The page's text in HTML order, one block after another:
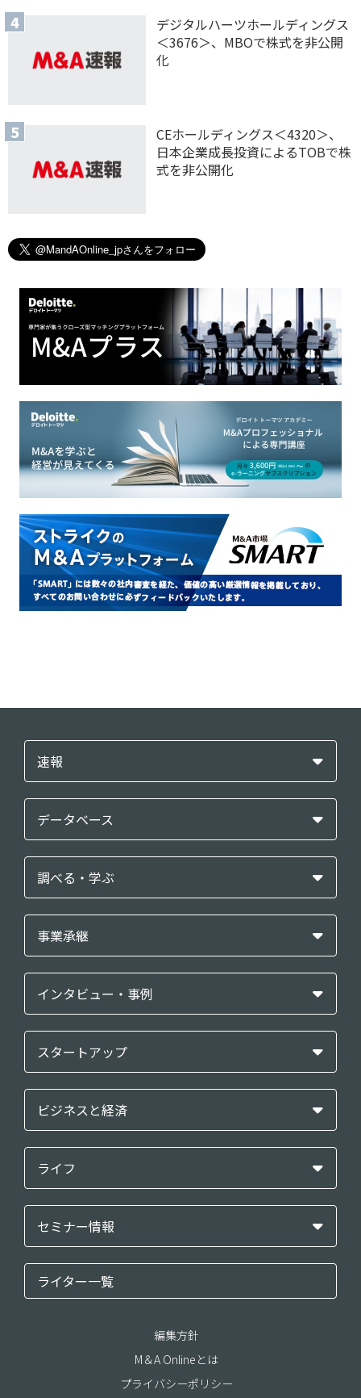
デジタルハーツホールディングス
＜3676＞、MBOで株式を非公開
化
CEホールディングス＜4320＞、
日本企業成長投資によるTOBで株
式を非公開化
速報
データベース
調べる・学ぶ
事業承継
インタビュー・事例
スタートアップ
ビジネスと経済
ライフ
セミナー情報
ライター一覧
編集方針
M＆A Onlineとは
プライバシーポリシー